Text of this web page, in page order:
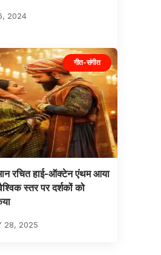
2024
गीत-संगीत
रचित हाई-ऑक्टेन एंथम आया
स्तर पर दर्शकों को
28, 2025